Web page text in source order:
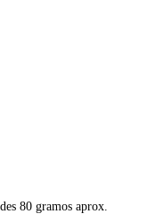
80 gramos aprox.